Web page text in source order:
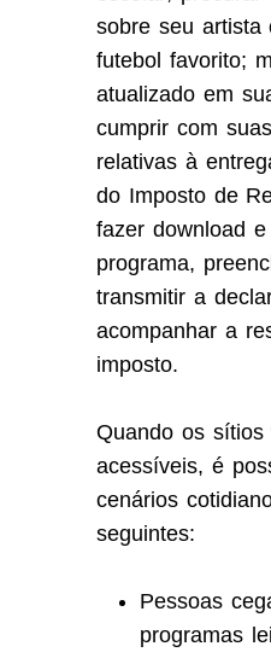
sobre seu artista
futebol favorito;
atualizado em
cumprir com
relativas à
do Imposto de
fazer download
programa,
transmitir a
acompanhar a
imposto.
Quando os sítios
acessíveis, é
cenários
seguintes:
Pessoas
programas